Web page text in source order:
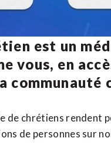
est un
vous, en
communauté
de chrétiens rendent
de personnes sur